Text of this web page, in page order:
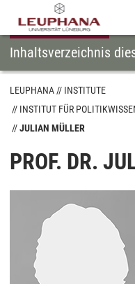
Inhaltsverzeichnis
LEUPHANA
INSTITUTE
INSTITUT FÜR
JULIAN MÜLLER
PROF. DR.